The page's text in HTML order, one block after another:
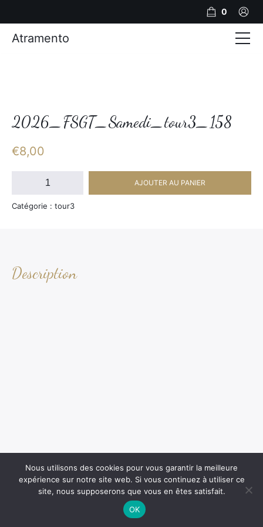
2026_FSGT_Samedi_tour3_158
€8,00
quantité
2026_FSGT_Samedi_tour3_158
AJOUTER AU PANIER
Catégorie : tour3
Description
0
Atramento
Photos
Nous utilisons des cookies pour vous garantir la meilleure
expérience sur notre site web. Si vous continuez à utiliser ce
site, nous supposerons que vous en êtes satisfait.
OK